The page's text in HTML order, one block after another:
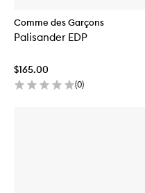
Comme des Garçons
Palisander EDP
$165.00
(0)